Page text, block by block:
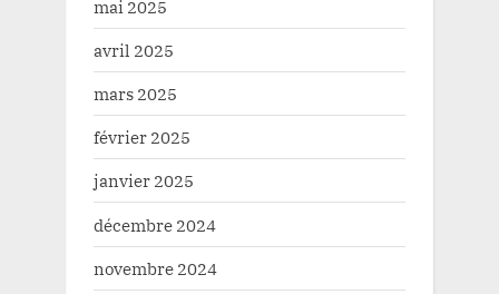
mai 2025
avril 2025
mars 2025
février 2025
janvier 2025
décembre 2024
novembre 2024